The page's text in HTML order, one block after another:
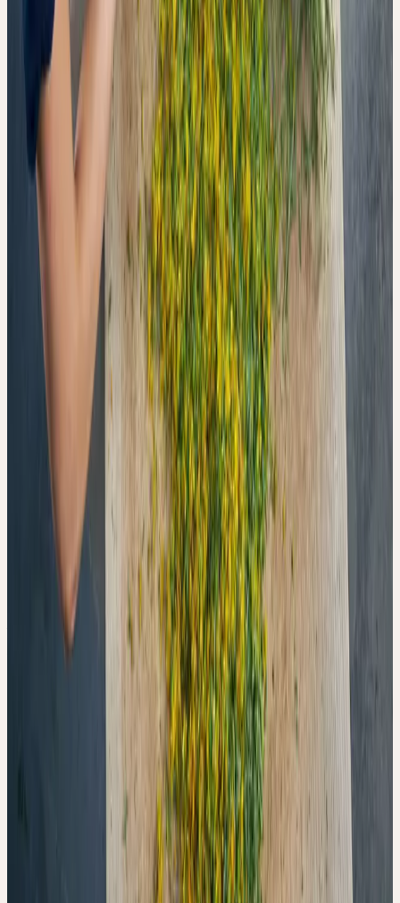
Die Studie ist eine analytische Laboruntersuchung — keine
klinische Studie. Sie macht keine Aussagen darüber, ob höhere
antioxidative Aktivität in vitro klinisch relevante Unterschiede
bedeutet. Die Autoren weisen ausdrücklich darauf hin, dass die
klinische Bedeutung dieser analytischen Unterschiede zum
Zeitpunkt der Publikation nicht bekannt ist.
Die Studie wurde vom Forschungs- und Entwicklungsteam der
Ceres Heilmittel AG durchgeführt und durch das Unternehmen
finanziert. Christoph Kalbermatten ist CEO, Roger Kalbermatten
Gründer von Ceres Heilmittel AG. Diese Angaben sind in der
Publikation vollständig offengelegt. Die Studie wurde in der
Fachzeitschrift Processes (MDPI) publiziert, als Editor's Choice
ausgezeichnet und durchlief ein reguläres Peer-Review-Verfahren.
Was die Studie leistet, ist dennoch bedeutsam: Sie benennt
erstmals in der wissenschaftlichen Literatur die Oxidation während
der Frischpflanzenverarbeitung als relevante Qualitätsvariable bei
der Herstellung homöopathischer Urtinkturen — und schlägt mit
der UV-Vis-Spektroskopie eine einfache, praxistaugliche Methode
zu deren Erfassung vor.
ORIGINALARBEIT
Barmaverain D, Hasler S, Kalbermatten C, Plath M,
Kalbermatten R. Oxidation during Fresh Plant Processing: A
Race against Time. Processes. 2022;10(7):1335. DOI:
mdpi.com/2227-9717/10/7/1335
WEITER AUF DEN KANÄLEN
VON CERES
Diese Verweise öffnen die jeweiligen Plattformen direkt. Sie sind
als Ergänzung zum Artikel gedacht, nicht als native In-Page-